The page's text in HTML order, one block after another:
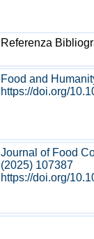
Referenza
Food and
https://doi.org/
Journal of Food
(2025) 107387
https://doi.org/